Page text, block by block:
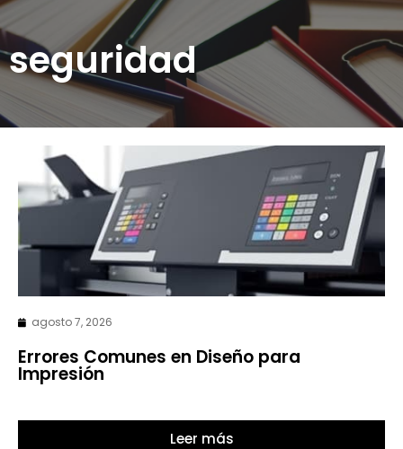
seguridad
agosto 7, 2026
Errores Comunes en Diseño para
Impresión
Leer más